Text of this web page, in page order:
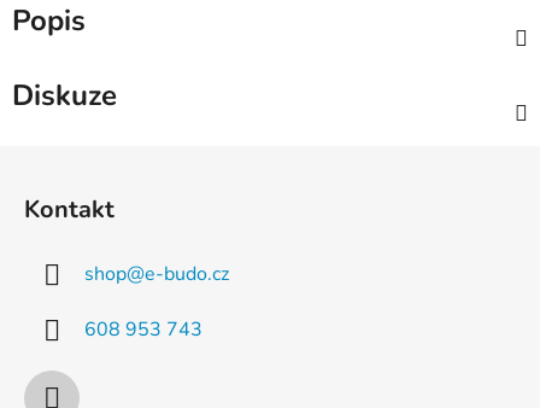
Popis
Diskuze
Kontakt
shop@e-budo.cz
608 953 743